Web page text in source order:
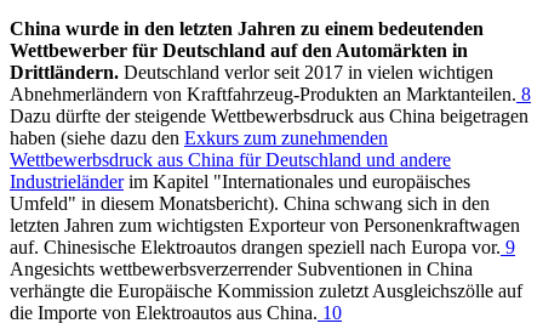
China wurde in den letzten Jahren zu einem bedeutenden
Wettbewerber für Deutschland auf den Automärkten in
Drittländern. Deutschland verlor seit 2017 in vielen wichtigen
Abnehmerländern von Kraftfahrzeug-Produkten an Marktanteilen. 8
Dazu dürfte der steigende Wettbewerbsdruck aus China beigetragen
haben (siehe dazu den Exkurs zum zunehmenden
Wettbewerbsdruck aus China für Deutschland und andere
Industrieländerim Kapitel "Internationales und europäisches
Umfeld" in diesem Monatsbericht). China schwang sich in den
letzten Jahren zum wichtigsten Exporteur von Personenkraftwagen
auf. Chinesische Elektroautos drangen speziell nach Europa vor. 9
Angesichts wettbewerbsverzerrender Subventionen in China
verhängte die Europäische Kommission zuletzt Ausgleichszölle auf
die Importe von Elektroautos aus China. 10